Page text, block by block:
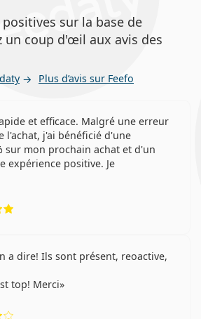
sur la base de
un coup d'œil aux avis des
Plus d’avis sur Feefo
et efficace. Malgré une erreur
l'achat, j'ai bénéficié d'une
sur mon prochain achat et d'un
expérience positive. Je
a dire! Ils sont présent, reoactive,
top! Merci